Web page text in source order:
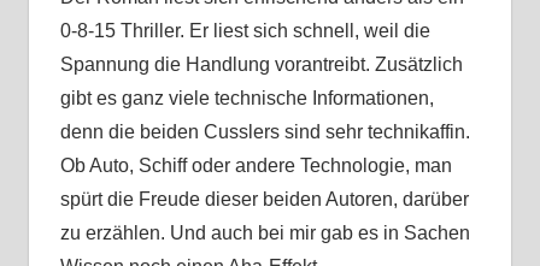
0-8-15 Thriller. Er liest sich schnell, weil die
Spannung die Handlung vorantreibt. Zusätzlich
gibt es ganz viele technische Informationen,
denn die beiden Cusslers sind sehr technikaffin.
Ob Auto, Schiff oder andere Technologie, man
spürt die Freude dieser beiden Autoren, darüber
zu erzählen. Und auch bei mir gab es in Sachen